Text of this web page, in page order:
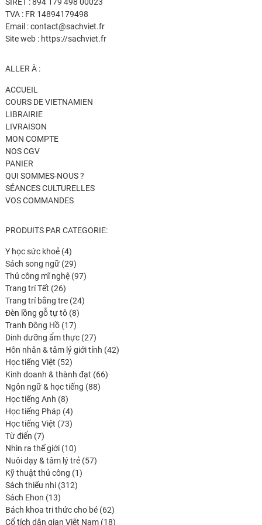
TVA : FR 14894179498
Email : contact@sachviet.fr
Site web : https://sachviet.fr
ALLER À :
ACCUEIL
COURS DE VIETNAMIEN
LIBRAIRIE
LIVRAISON
MON COMPTE
NOS CGV
PANIER
QUI SOMMES-NOUS ?
SÉANCES CULTURELLES
VOS COMMANDES
PRODUITS PAR CATEGORIE:
Y học sức khoẻ 44
produits
Sách song ngữ 2929
produits
Thủ công mĩ nghệ 9797
Trang trí Tết 2626
produits
Trang trí bằng tre 2424
Đèn lồng gỗ tự tô 88
produits
Tranh Đông Hồ 1717
produits
Dinh dưỡng ẩm thực 2727
produits
Hôn nhân & tâm lý giới tính 4242
Học tiếng Việt 5252
produits
Kinh doanh & thành đạt 6666
Ngôn ngữ & học tiếng 8888
Học tiếng Anh 88
produits
Học tiếng Pháp 44
produits
Học tiếng Việt 7373
Từ điển 77
produits
Nhìn ra thế giới 1010
produits
Nuôi dạy & tâm lý trẻ 5757
Kỹ thuật thủ công 11
Sách thiếu nhi 312312
Sách Ehon 1313
produits
Bách khoa tri thức cho bé 6262
produits
Cổ tích dân gian Việt Nam 1818